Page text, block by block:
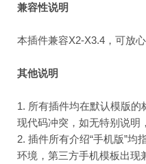
兼容性说明
本插件兼容X2-X3.4，可放心
其他说明
1. 所有插件均在默认模版的
现代码冲突，如无特别说明
2. 插件所有介绍“手机版”均
环境，第三方手机模板出现